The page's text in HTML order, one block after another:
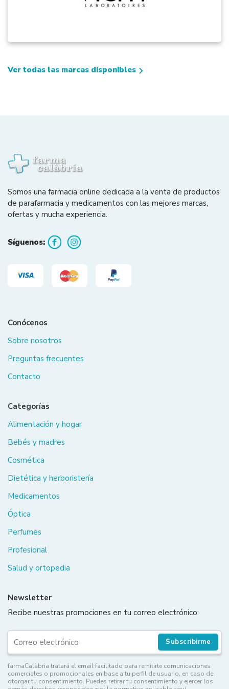
Ver todas las marcas disponibles
Somos una farmacia online dedicada a la venta de productos
de parafarmacia y medicamentos con las mejores marcas,
ofertas y mucha experiencia.
Síguenos:
Conócenos
Sobre nosotros
Preguntas frecuentes
Contacto
Categorías
Alimentación y hogar
Bebés y madres
Cosmética
Dietética y herboristería
Medicamentos
Óptica
Perfumes
Profesional
Salud y ortopedia
Newsletter
Recibe nuestras promociones en tu correo electrónico:
Subscribirme
farmaCalàbria tratará el email facilitado para remitirte comunicaciones
comerciales o promocionales en base a tu perfil de usuario, en caso de
otorgar tu consentimiento. Puedes retirar tu consentimiento y ejercer los